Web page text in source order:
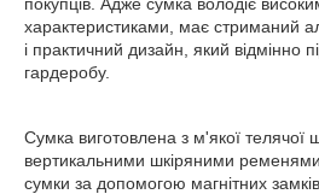
характеристиками, має стриманий
і практичний дизайн, який відмінно
гардеробу.
Сумка виготовлена з м'якої телячої
вертикальними шкіряними
сумки за допомогою магнітних